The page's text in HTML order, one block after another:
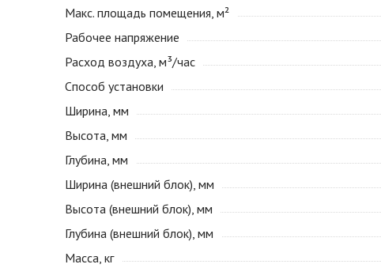
Макс. площадь помещения, м²
Рабочее напряжение
Расход воздуха, м³/час
Способ установки
Ширина, мм
Высота, мм
Глубина, мм
Ширина (внешний блок), мм
Высота (внешний блок), мм
Глубина (внешний блок), мм
Масса, кг